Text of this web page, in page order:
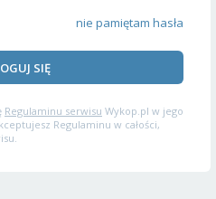
nie pamiętam hasła
SIĘ
Regulaminu serwisu Wykop.pl w jego
Regulaminu w całości,